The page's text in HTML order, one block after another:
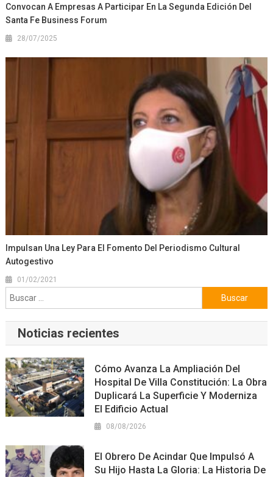
Convocan A Empresas A Participar En La Segunda Edición Del
Santa Fe Business Forum
28/07/2025
Impulsan Una Ley Para El Fomento Del Periodismo Cultural
Autogestivo
01/02/2021
Buscar:
Noticias recientes
Cómo Avanza La Ampliación Del
Hospital De Villa Constitución: La Obra
Duplicará La Superficie Y Moderniza
El Edificio Actual
08/08/2026
El Obrero De Acindar Que Impulsó A
Su Hijo Hasta La Gloria: La Historia De